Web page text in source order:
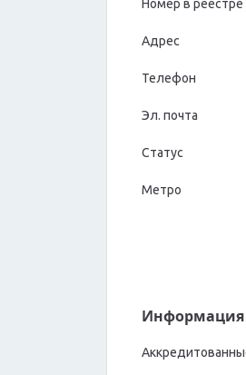
Номер в реестре
Адрес
Телефон
Эл. почта
Статус
Метро
Информация